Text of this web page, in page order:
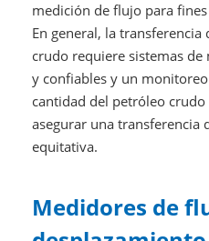
medición de flujo para fines
En general, la
crudo requiere sistemas
y confiables y un
cantidad del petróleo
asegurar una transferencia
equitativa.
Medidores de